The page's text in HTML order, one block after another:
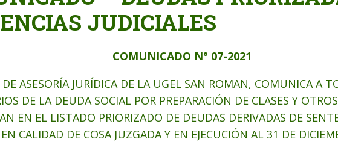
JUDICIALES
COMUNICADO N° 07-2021
ASESORÍA JURÍDICA DE LA UGEL SAN ROMAN, COMUNICA A
DE LA DEUDA SOCIAL POR PREPARACIÓN DE CLASES Y
EN EL LISTADO PRIORIZADO DE DEUDAS DERIVADAS DE
EN CALIDAD DE COSA JUZGADA Y EN EJECUCIÓN AL 31 DE